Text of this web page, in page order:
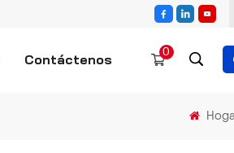
Contáctenos 0